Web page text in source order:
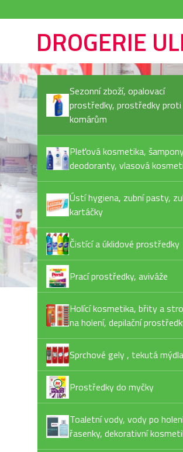
DROGERIE
Sezonní zboží, opalovací
prostředky, prostředky proti
komárům
Pleťová kosmetika,
deodoranty, vlasová
Ústí hygiena, zubní pasty,
kartáčky
Čistící a úklidové prostředky
Prací prostředky, aviváže
Holící kosmetika, břity a
na holení, depilační
Sprchové gely , tekutá mýdla
Prostředky do myčky
Toaletní vody, vody po
řasenky, dekorativní
Invisible Pure
Kč
(72PD/bal)
479,90 Kč